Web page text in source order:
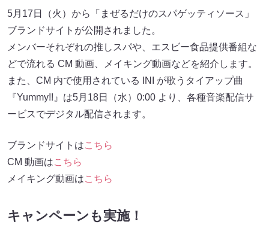
5月17日（火）から「まぜるだけのスパゲッティソース」
ブランドサイトが公開されました。
メンバーそれぞれの推しスパや、エスビー食品提供番組な
どで流れる CM 動画、メイキング動画などを紹介します。
また、CM 内で使用されている INI が歌うタイアップ曲
『Yummy!!』は5月18日（水）0:00 より、各種音楽配信サ
ービスでデジタル配信されます。
ブランドサイトはこちら
CM 動画はこちら
メイキング動画はこちら
キャンペーンも実施！